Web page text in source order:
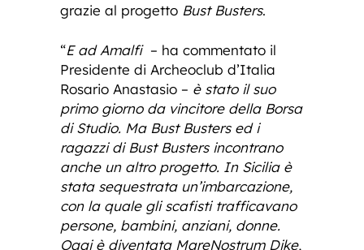
grazie al progetto Bust Busters.
“E ad Amalfi– ha commentato il
Presidente di Archeoclub d’Italia
Rosario Anastasio – è stato il suo
primo giorno da vincitore della Borsa
di Studio. Ma Bust Busters ed i
ragazzi di Bust Busters incontrano
anche un altro progetto. In Sicilia è
stata sequestrata un’imbarcazione,
con la quale gli scafisti trafficavano
persone, bambini, anziani, donne.
Oggi è diventata MareNostrum Dike,